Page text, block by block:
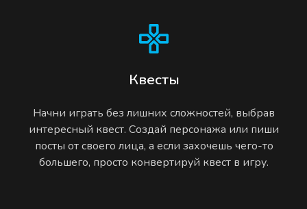
Квесты
Начни играть без лишних сложностей, выбрав
интересный квест. Создай персонажа или пиши
посты от своего лица, а если захочешь чего-то
большего, просто конвертируй квест в игру.